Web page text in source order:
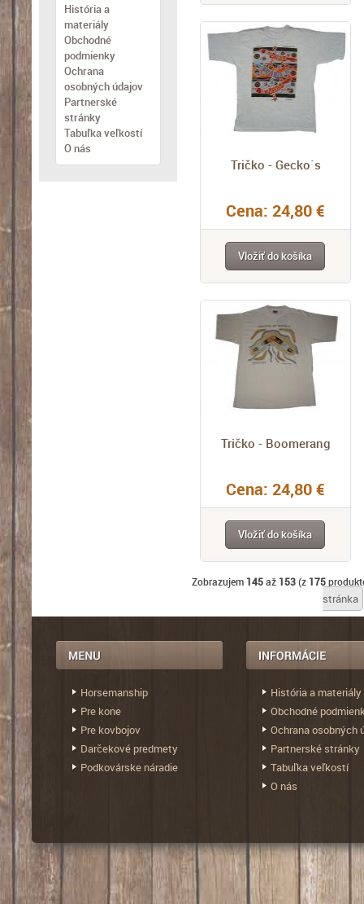
Tričko - Gecko`s
Cena: 24,80 €
Vložiť do košíka
Tričko - Boomerang
Cena: 24,80 €
Vložiť do košíka
Zobrazujem 145až 153(z 175
stránka
História a
materiály
Obchodné
podmienky
Ochrana
osobných údajov
Partnerské
stránky
Tabuľka veľkostí
O nás
Horsemanship
Pre kone
Pre kovbojov
Darčekové predmety
Podkovárske náradie
História a materiály
Obchodné
Ochrana osobných
Partnerské stránky
Tabuľka veľkostí
O nás